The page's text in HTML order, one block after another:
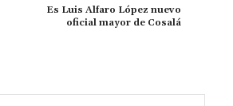
r
n
k
Es Luis Alfaro López nuevo
oficial mayor de Cosalá